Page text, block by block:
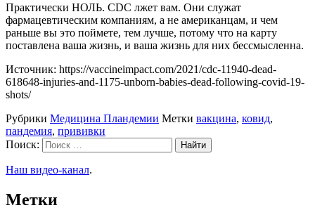
Практически НОЛЬ. CDC лжет вам. Они служат
фармацевтическим компаниям, а не американцам, и чем
раньше вы это поймете, тем лучше, потому что на карту
поставлена ​​ваша жизнь, и ваша жизнь для них бессмысленна.
Источник: https://vaccineimpact.com/2021/cdc-11940-dead-
618648-injuries-and-1175-unborn-babies-dead-following-covid-19-
shots/
Рубрики Медицина Пландемии Метки вакцина, ковид,
пандемия, прививки
Поиск:
Наш видео-канал.
Метки